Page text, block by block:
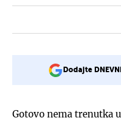
Dodajte
Gotovo nema trenutka